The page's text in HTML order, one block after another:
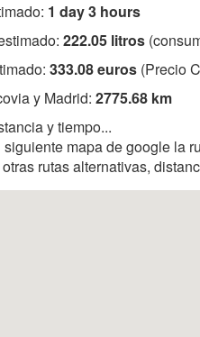
1 day 3 hours
222.05 litros
333.08 euros (Precio
y Madrid: 2775.68 km
y tiempo...
mapa de google la
rutas alternativas,